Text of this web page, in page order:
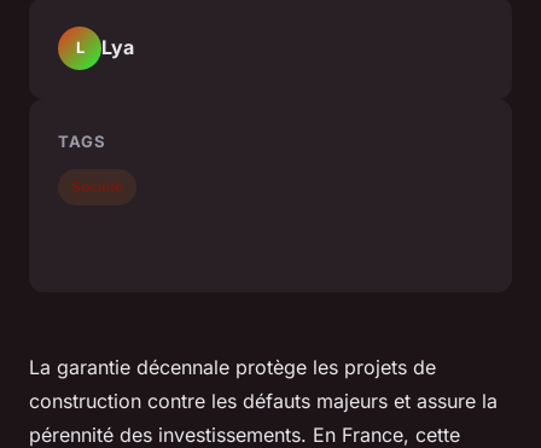
La garantie décennale protège les projets de
construction contre les défauts majeurs et assure la
pérennité des investissements. En France, cette
L Lya
TAGS
Société